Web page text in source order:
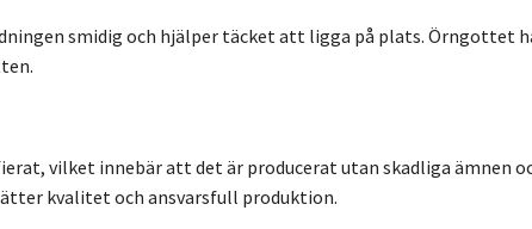
smidig och hjälper täcket att ligga på plats. Örngottet
vilket innebär att det är producerat utan skadliga ämnen
kvalitet och ansvarsfull produktion.